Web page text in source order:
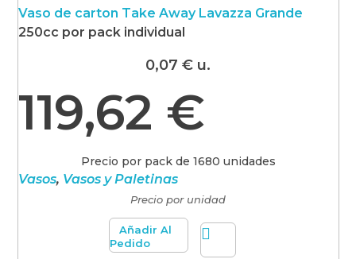
Vaso de carton Take Away Lavazza Grande
250cc por pack individual
0,07 € u.
119,62 €
Precio por pack de 1680 unidades
Vasos, Vasos y Paletinas
Precio por unidad
Añadir Al
Pedido